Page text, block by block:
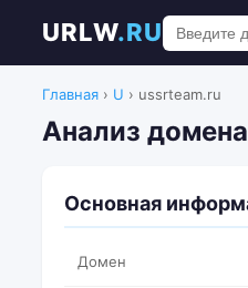
URLW.RU
Главная › U › ussrteam.ru
Анализ
Основная
Домен